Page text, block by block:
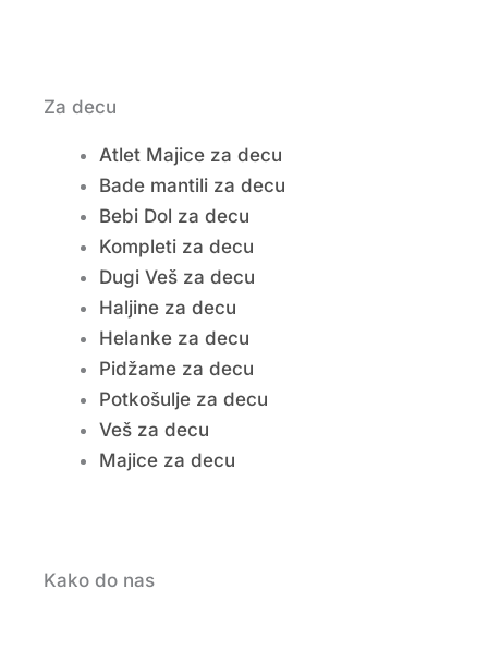
Za decu
Atlet Majice za decu
Bade mantili za decu
Bebi Dol za decu
Kompleti za decu
Dugi Veš za decu
Haljine za decu
Helanke za decu
Pidžame za decu
Potkošulje za decu
Veš za decu
Majice za decu
Kako do nas